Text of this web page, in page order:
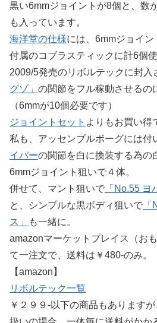
黒い6mmジョイントが8個と、数
も入っています。
海洋堂の仕様には、6mmジョイン
付属のコブラスティックに計6個
2009/5発売のリボルテックに封入
グゾ」 の関節をフル稼動させるの
（6mmが10個必要です）
ジョイントセット よりもお買い得
私も、アッセンブルボーグには付
イバーの関節を白に換装する為の
6mmジョイント狙いで４体。
併せて、マント狙いで 「No.55 ヨ
と、シンプルな黒ボディ狙いで
ス」
も一緒に。
amazonマーケットプレイス（お
て一注文で、送料は￥480-のみ。
【amazon】
リボルテック一覧
￥２９９-以下の商品もあります